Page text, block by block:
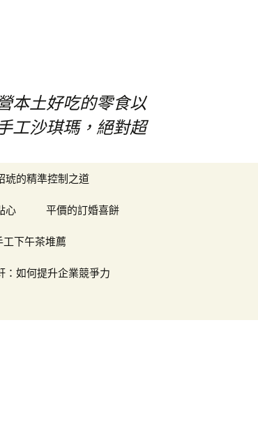
本土好吃的零食以
工沙琪瑪，絕對超
琥的精準控制之道
心 平價的訂婚喜餅
工下午茶堆薦
：如何提升企業競爭力